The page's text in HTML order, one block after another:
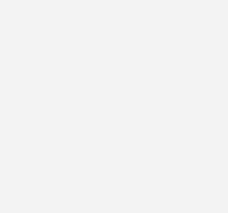
kein Neigungswert
der Praxis haben sich die
ein stärkeres Gefälle
nach
der